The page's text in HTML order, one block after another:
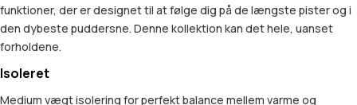
funktioner, der er designet til at følge dig på de længste pister og i
den dybeste puddersne. Denne kollektion kan det hele, uanset
forholdene.
Isoleret
Medium vægt isolering for perfekt balance mellem varme og